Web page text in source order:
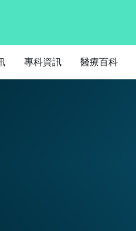
專科資訊 醫療百科